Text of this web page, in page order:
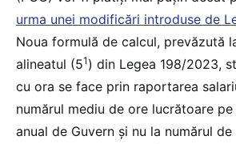
urma unei modificări introduse de
Noua formulă de calcul, prevăzută
alineatul (51 ) din Legea 198/2023,
cu ora se face prin raportarea
numărul mediu de ore lucrătoare
anual de Guvern și nu la numărul